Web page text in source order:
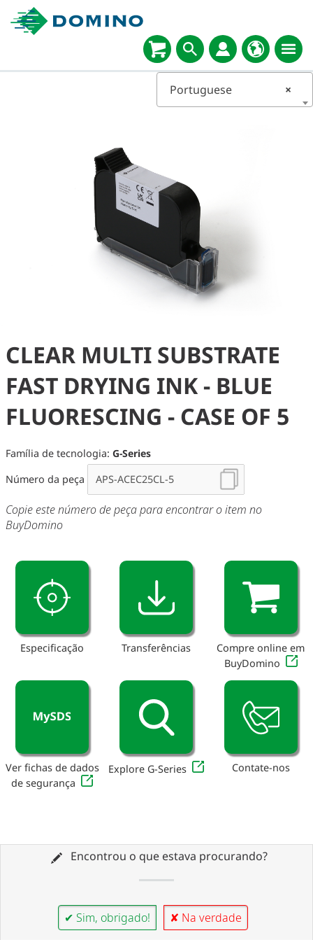
×
Portuguese
CLEAR MULTI SUBSTRATE
FAST DRYING INK - BLUE
FLUORESCING - CASE OF 5
Família de tecnologia: G-Series
Número da peça
Copie este número de peça para encontrar o item no
BuyDomino
Especificação Transferências
Compre online em
BuyDomino
Ver fichas de dados
de segurança
Explore G-Series Contate-nos
Encontrou o que estava procurando?
✔ Sim, obrigado! ✘ Na verdade